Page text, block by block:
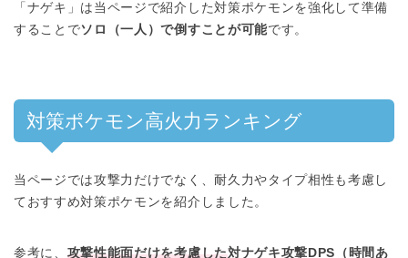
「ナゲキ」は当ページで紹介した対策ポケモンを強化して準備
することでソロ（一人）で倒すことが可能です。
対策ポケモン高火力ランキング
当ページでは攻撃力だけでなく、耐久力やタイプ相性も考慮し
ておすすめ対策ポケモンを紹介しました。
参考に、 攻撃性能面だけを考慮した対ナゲキ攻撃DPS（時間あ